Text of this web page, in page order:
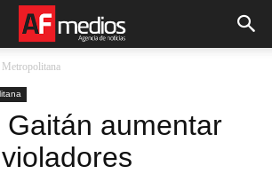
Metropolitana
Gaitán aumentar